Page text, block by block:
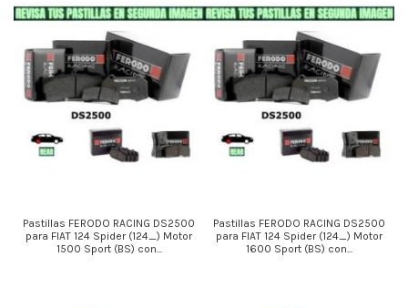
Pastillas FERODO RACING DS2500
para FIAT 124 Spider (124_) Motor
1500 Sport (BS) con...
Pastillas FERODO RACING DS2500
para FIAT 124 Spider (124_) Motor
1600 Sport (BS) con...